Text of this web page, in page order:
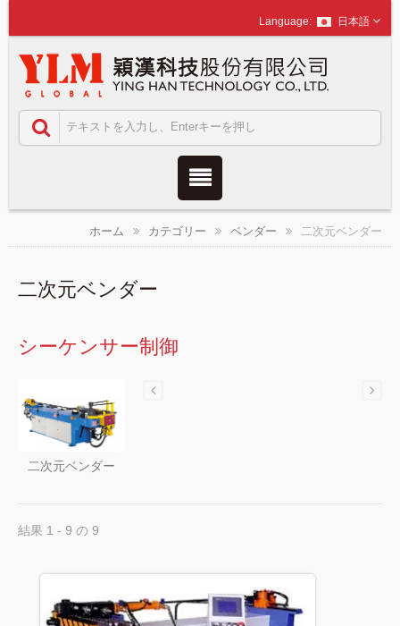
日本語
ホーム カテゴリー ベンダー 二次元ベンダー
二次元ベンダー
シーケンサー制御
二次元ベンダー
結果 1 - 9 の 9